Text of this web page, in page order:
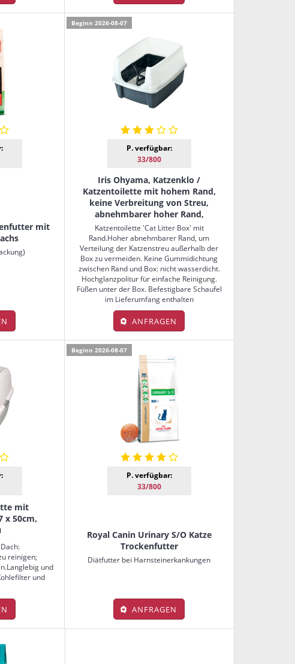
mit
Beginn 2026-08-07
P. verfügbar:
33/800
Iris Ohyama, Katzenklo /
Katzentoilette mit hohem Rand,
keine Verbreitung von Streu,
abnehmbarer hoher Rand,
Katzentoilette 'Cat Litter Box' mit
Rand.Hoher abnehmbarer Rand, um
Verteilung der Katzenstreu außerhalb der
Box zu vermeiden. Keine Gummidichtung
zwischen Rand und Box: nicht wasserdicht.
Hochglanzpolitur für einfache Reinigung.
Füßen unter der Box. Befestigbare Schaufel
im Lieferumfang enthalten
ANFRAGEN
mit
x 50cm,
reinigen;
und
und
Beginn 2026-08-07
P. verfügbar:
33/800
Royal Canin Urinary S/O Katze
Trockenfutter
Diätfutter bei Harnsteinerkankungen
ANFRAGEN